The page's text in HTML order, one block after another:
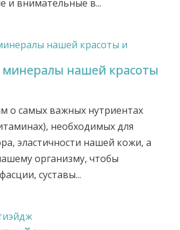
и внимательные в...
нашей красоты
о самых важных нутриентах
необходимых для
эластичности нашей кожи, а
организму, чтобы
суставы...